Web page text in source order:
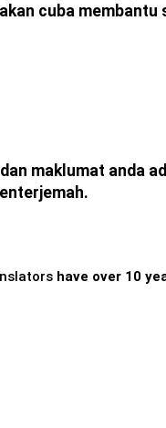
cuba membantu
maklumat anda
have over 10